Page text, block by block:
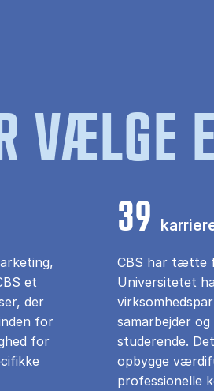
VÆLGE
et
der
for
for
39
CBS har tætte
Universitetet
samarbejder
studerende.
opbygge
professionelle